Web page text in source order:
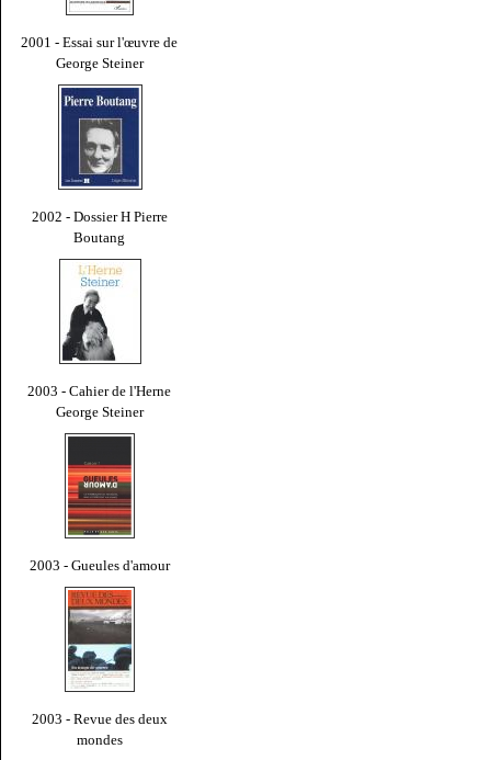
2001 - Essai sur l'œuvre de
George Steiner
2002 - Dossier H Pierre
Boutang
2003 - Cahier de l'Herne
George Steiner
2003 - Gueules d'amour
2003 - Revue des deux
mondes